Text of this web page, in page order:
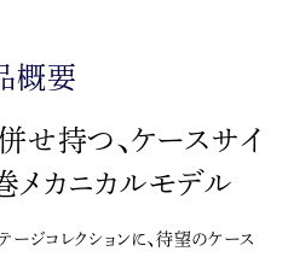
概要
せ持つ、ケースサイ
メカニカルモデル
ジコレクションに、待望のケース